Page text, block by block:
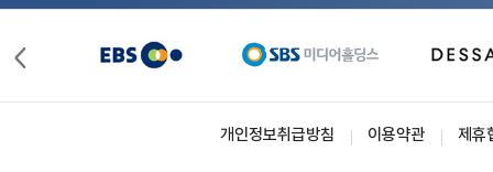
개인정보취급방침 이용약관 제휴